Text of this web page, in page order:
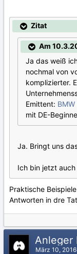
Zitat
Am
Ja das weiß
nochmal von
komplizierter.
Emittent:
mit DE-
Ja. Bringt uns
Ich bin jetzt auch
Praktische
Antworten in dre
Anleger
März 10, 2016